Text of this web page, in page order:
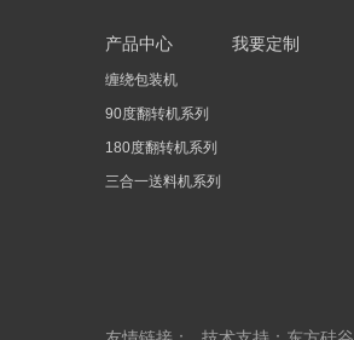
产品中心
缠绕包装机
90度翻转机系列
180度翻转机系列
三合一送料机系列
我要定制